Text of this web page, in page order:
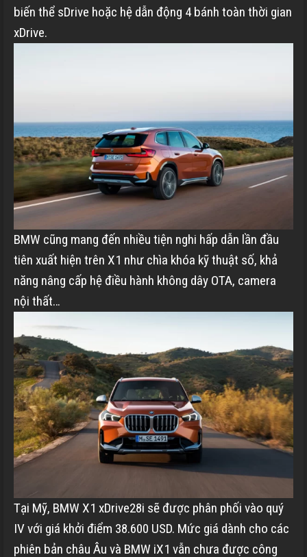
biến thể sDrive hoặc hệ dẫn động 4 bánh toàn thời gian
xDrive.
BMW cũng mang đến nhiều tiện nghi hấp dẫn lần đầu
tiên xuất hiện trên X1 như chìa khóa kỹ thuật số, khả
năng nâng cấp hệ điều hành không dây OTA, camera
nội thất…
Tại Mỹ, BMW X1 xDrive28i sẽ được phân phối vào quý
IV với giá khởi điểm 38.600 USD. Mức giá dành cho các
phiên bản châu Âu và BMW iX1 vẫn chưa được công